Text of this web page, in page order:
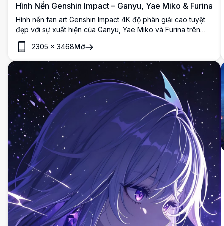
Hình Nền Genshin Impact – Ganyu, Yae Miko & Furina
Hình nền fan art Genshin Impact 4K độ phân giải cao tuyệt
đẹp với sự xuất hiện của Ganyu, Yae Miko và Furina trên
nền thành phố tương lai sống động. Các nhân vật được thể
hiện với trang phục thời thượng, tư thế năng động và phong
cách nghệ thuật anime sắc nét.
2305 × 3468Mở